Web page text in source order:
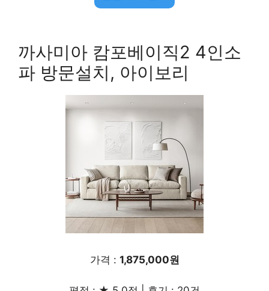
까사미아 캄포베이직2 4인소
파 방문설치, 아이보리
가격 : 1,875,000원